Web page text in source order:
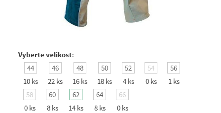
Vyberte velikost:
44
10 ks
46
22 ks
48
16 ks
50
18 ks
52
4 ks
54
0 ks
56
1 ks
58
0 ks
60
8 ks
62
14 ks
64
8 ks
66
0 ks